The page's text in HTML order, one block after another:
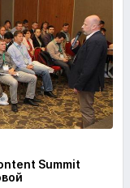
Summit